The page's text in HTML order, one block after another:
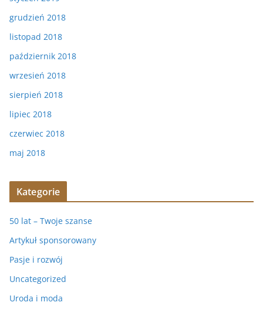
grudzień 2018
listopad 2018
październik 2018
wrzesień 2018
sierpień 2018
lipiec 2018
czerwiec 2018
maj 2018
Kategorie
50 lat – Twoje szanse
Artykuł sponsorowany
Pasje i rozwój
Uncategorized
Uroda i moda